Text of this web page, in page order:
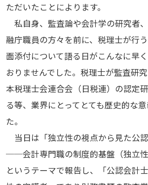
ただいたことによります。
私自身、監査論や会計学の研究者
融庁職員の方々を前に、税理士が行
面添付について語る日がこんなに早
おりませんでした。税理士が監査研
本税理士会連合会（日税連）の認定
る等、業界にとってとても歴史的な
た。
当日は「独立性の視点から見た公
──会計専門職の制度的基盤（独立性
というテーマで報告し、「公認会計